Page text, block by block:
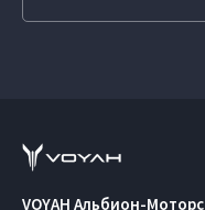
VOYAH Альбион-Моторс